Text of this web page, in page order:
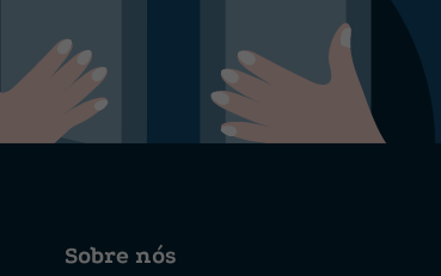
Sobre nós